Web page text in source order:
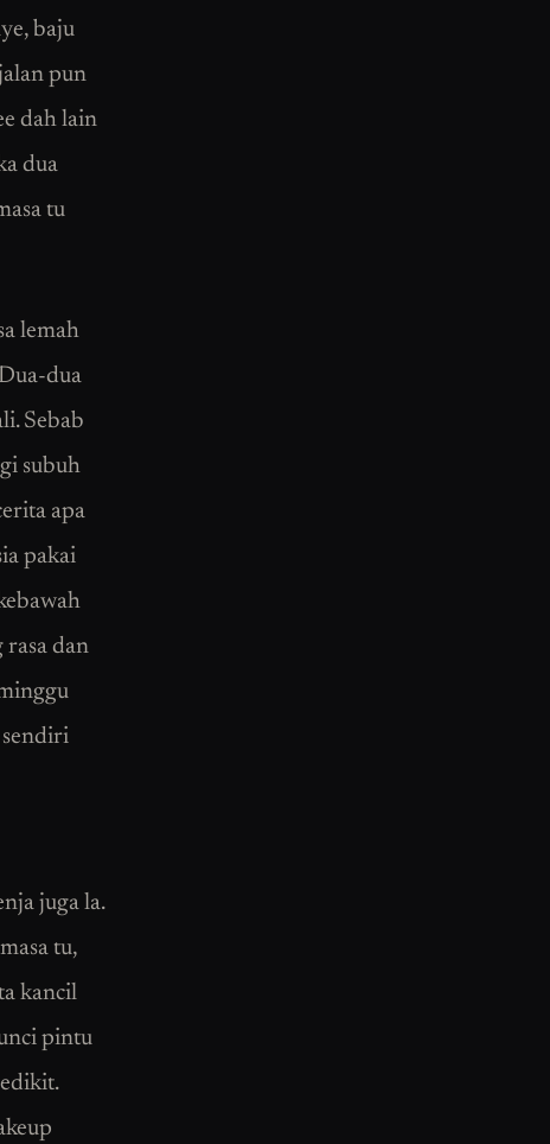
baju
pun
dah lain
dua
tu
lemah
dua
Sebab
subuh
apa
pakai
rasa dan
sendiri
juga la.
tu,
kancil
pintu